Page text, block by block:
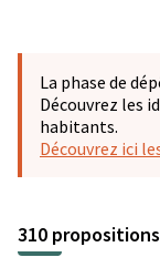
La phase de
Découvrez les
habitants.
Découvrez ici
310 propositions